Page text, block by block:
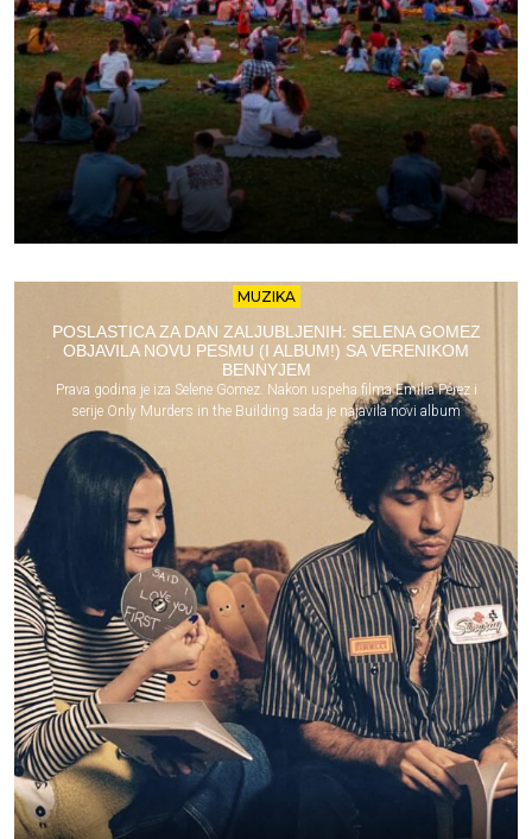
MUZIKA
POSLASTICA ZA DAN ZALJUBLJENIH: SELENA GOMEZ
OBJAVILA NOVU PESMU (I ALBUM!) SA VERENIKOM
BENNYJEM
Prava godina je iza Selene Gomez. Nakon uspeha filma Emilia Pérez i
serije Only Murders in the Building sada je najavila novi album